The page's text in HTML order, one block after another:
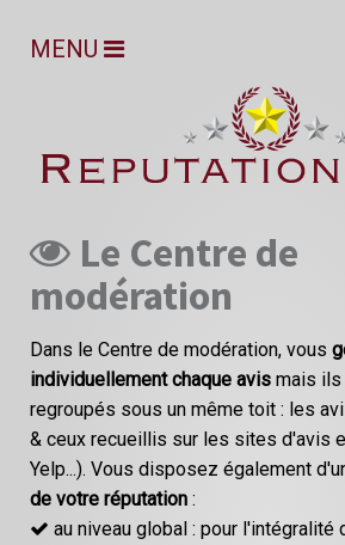
MENU
Le Centre de
modération
Dans le Centre de modération, vous
individuellement chaque avis mais
regroupés sous un même toit : les
& ceux recueillis sur les sites d'avis
Yelp...). Vous disposez également
de votre réputation :
au niveau global : pour l'intégralité